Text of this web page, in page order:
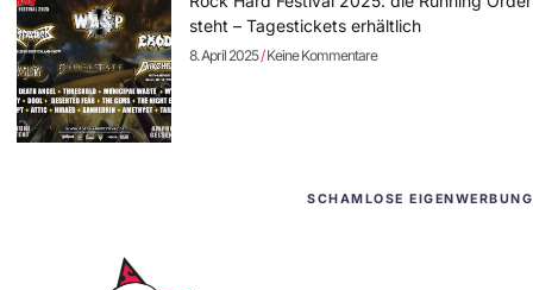
steht – Tagestickets erhältlich
8. April 2025 Keine Kommentare
SCHAMLOSE EIGENWERBUNG